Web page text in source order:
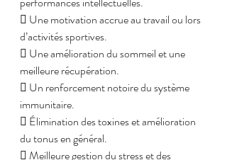
 Une motivation accrue au travail ou lors
d’activités sportives.
 Une amélioration du sommeil et une
meilleure récupération.
 Un renforcement notoire du système
immunitaire.
 Élimination des toxines et amélioration
du tonus en général.
 Meilleure gestion du stress et des